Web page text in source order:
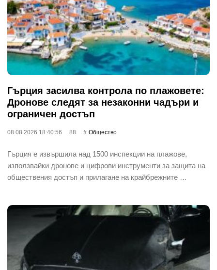
Гърция засилва контрола по плажовете:
Дронове следят за незаконни чадъри и
ограничен достъп
08.08.2026 18:40:56 88 Общество
Гърция е извършила над 1500 инспекции на плажове,
използвайки дронове и цифрови инструменти за защита на
обществения достъп и прилагане на крайбрежните …